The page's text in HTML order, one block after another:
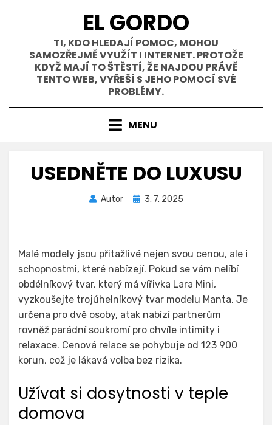
EL GORDO
TI, KDO HLEDAJÍ POMOC, MOHOU
SAMOZŘEJMĚ VYUŽÍT I INTERNET. PROTOŽE
KDYŽ MAJÍ TO ŠTĚSTÍ, ŽE NAJDOU PRÁVĚ
TENTO WEB, VYŘEŠÍ S JEHO POMOCÍ SVÉ
PROBLÉMY.
MENU
USEDNĚTE DO LUXUSU
Autor
Zveřejněno
3. 7. 2025
Malé modely jsou přitažlivé nejen svou cenou, ale i
schopnostmi, které nabízejí. Pokud se vám nelíbí
obdélníkový tvar, který má vířivka Lara Mini,
vyzkoušejte trojúhelníkový tvar modelu Manta. Je
určena pro dvě osoby, atak nabízí partnerům
rovněž parádní soukromí pro chvíle intimity i
relaxace. Cenová relace se pohybuje od 123 900
korun, což je lákavá volba bez rizika.
Užívat si dosytnosti v teple
domova